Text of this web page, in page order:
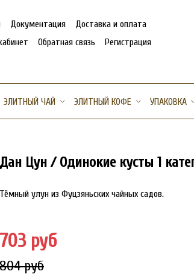
Документация
Доставка и оплата
Обратная связь
Регистрация
ЭЛИТНЫЙ ЧАЙ ЭЛИТНЫЙ КОФЕ УПАКОВКА
Дан Цун / Одинокие кусты 1
Тёмный улун из Фуцзяньских чайных садов.
703 руб
804 руб